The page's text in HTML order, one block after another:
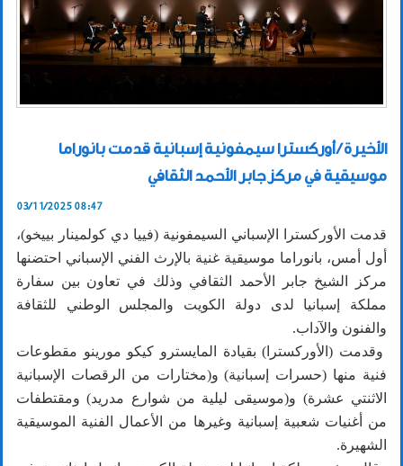
الأخيرة / أوركسترا سيمفونية إسبانية قدمت بانوراما
موسيقية في مركز جابر الأحمد الثقافي
03/11/2025 08:47
قدمت الأوركسترا الإسباني السيمفونية (فييا دي كولمينار بييخو)،
أول أمس، بانوراما موسيقية غنية بالإرث الفني الإسباني احتضنها
مركز الشيخ جابر الأحمد الثقافي وذلك في تعاون بين سفارة
مملكة إسبانيا لدى دولة الكويت والمجلس الوطني للثقافة
والفنون والآداب.
وقدمت (الأوركسترا) بقيادة المايسترو كيكو مورينو مقطوعات
فنية منها (حسرات إسبانية) و(مختارات من الرقصات الإسبانية
الاثنتي عشرة) و(موسيقى ليلية من شوارع مدريد) ومقتطفات
من أغنيات شعبية إسبانية وغيرها من الأعمال الفنية الموسيقية
الشهيرة.